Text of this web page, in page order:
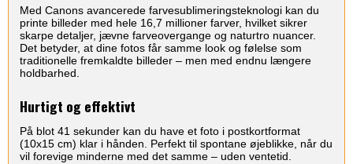
Med Canons avancerede farvesublimeringsteknologi kan du
printe billeder med hele 16,7 millioner farver, hvilket sikrer
skarpe detaljer, jævne farveovergange og naturtro nuancer.
Det betyder, at dine fotos får samme look og følelse som
traditionelle fremkaldte billeder – men med endnu længere
holdbarhed.
Hurtigt og effektivt
På blot 41 sekunder kan du have et foto i postkortformat
(10x15 cm) klar i hånden. Perfekt til spontane øjeblikke, når du
vil forevige minderne med det samme – uden ventetid.